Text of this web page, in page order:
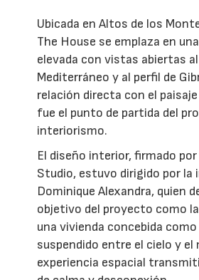
Ubicada en Altos de los
The House se emplaza en
elevada con vistas abiertas
Mediterráneo y al perfil de
relación directa con el
fue el punto de partida del
interiorismo.
El diseño interior, firmado por
Studio, estuvo dirigido por
Dominique Alexandra, quien
objetivo del proyecto como
una vivienda concebida
suspendido entre el cielo y el
experiencia espacial